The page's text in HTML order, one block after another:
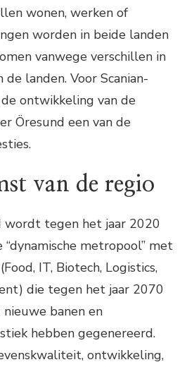
wonen, werken of
worden in beide landen
vanwege verschillen in
landen. Voor Scanian-
ontwikkeling van de
Öresund een van de
van de regio
wordt tegen het jaar 2020
“dynamische metropool” met
IT, Biotech, Logistics,
die tegen het jaar 2070
banen en
hebben gegenereerd.
ontwikkeling,